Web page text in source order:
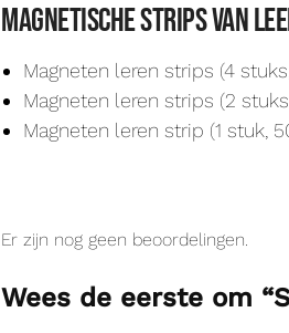
Magnetische strips van
Magneten leren strips (4
Magneten leren strips (2
Magneten leren strip (1 stuk,
Er zijn nog geen beoordelingen.
Wees de eerste om